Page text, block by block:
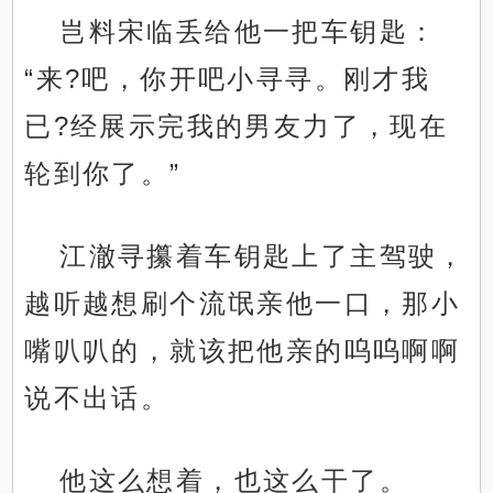
岂料宋临丢给他一把车钥匙：
“来?吧，你开吧小寻寻。刚才我
已?经展示完我的男友力了，现在
轮到你了。”
江澈寻攥着车钥匙上了主驾驶，
越听越想刷个流氓亲他一口，那小
嘴叭叭的，就该把他亲的呜呜啊啊
说不出话。
他这么想着，也这么干了。